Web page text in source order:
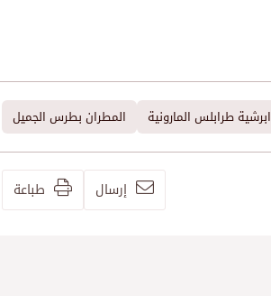
ابرشية طرابلس المارونية المطران بطرس الجميل
إرسال طباعة